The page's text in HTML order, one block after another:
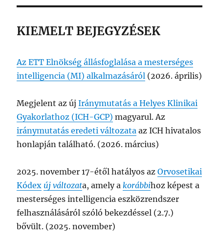
KIEMELT BEJEGYZÉSEK
Az ETT Elnökség állásfoglalása a mesterséges
intelligencia (MI) alkalmazásáról (2026. április)
Megjelent az újIránymutatás a Helyes Klinikai
Gyakorlathoz (ICH-GCP) magyarul. Az
iránymutatás eredeti változata az ICH hivatalos
honlapján található. (2026. március)
2025. november 17-étől hatályos azOrvosetikai
Kódex új változata, amely akorábbihoz képest a
mesterséges intelligencia eszközrendszer
felhasználásáról szóló bekezdéssel (2.7.)
bővült. (2025. november)